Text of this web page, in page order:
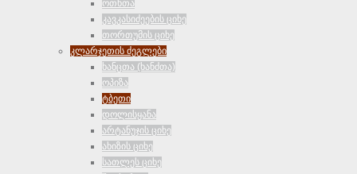
ოთხთა
კავკასიძეების ციხე
თორთუმის ციხე
კლარჯეთის ძეგლები
ხანცთა (ხანძთა)
ოპიზა
ტბეთი
დოლისყანა
არტანუჯის ციხე
ახიზის ციხე
სათლეს ციხე